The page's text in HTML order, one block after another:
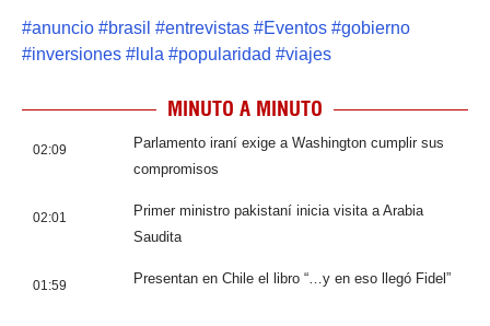
#anuncio #brasil #entrevistas #Eventos #gobierno
#inversiones # lula #popularidad #viajes
MINUTO A MINUTO
02:09
Parlamento iraní exige a Washington cumplir sus
compromisos
02:01
Primer ministro pakistaní inicia visita a Arabia
Saudita
01:59 Presentan en Chile el libro “…y en eso llegó Fidel”